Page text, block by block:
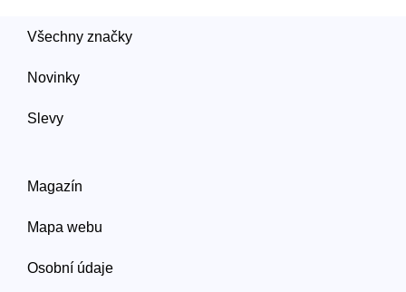
Všechny značky
Novinky
Slevy
Magazín
Mapa webu
Osobní údaje